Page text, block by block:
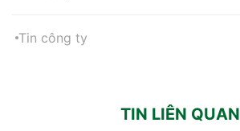
Tin công ty
TIN LIÊN QUAN